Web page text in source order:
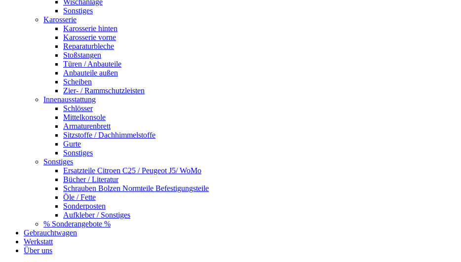
Sonstiges
Karosserie
Karosserie hinten
Karosserie vorne
Reparaturbleche
Stoßstangen
Türen / Anbauteile
Anbauteile außen
Scheiben
Zier- / Rammschutzleisten
Innenausstattung
Schlösser
Mittelkonsole
Armaturenbrett
Sitzstoffe / Dachhimmelstoffe
Gurte
Sonstiges
Sonstiges
Ersatzteile Citroen C25 / Peugeot J5/ WoMo
Bücher / Literatur
Schrauben Bolzen Normteile Befestigungsteile
Öle / Fette
Sonderposten
Aufkleber / Sonstiges
% Sonderangebote %
Gebrauchtwagen
Werkstatt
Über uns